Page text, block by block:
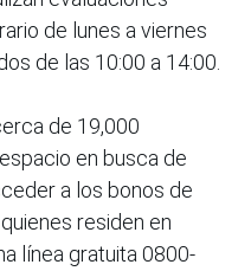
de lunes a viernes
de las 10:00 a 14:00.
de 19,000
en busca de
a los bonos de
residen en
línea gratuita 0800-